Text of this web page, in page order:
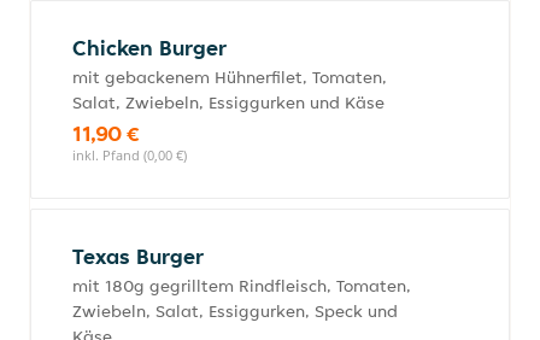
Chicken Burger
mit gebackenem Hühnerfilet, Tomaten,
Salat, Zwiebeln, Essiggurken und Käse
11,90 €
inkl. Pfand (0,00 €)
Texas Burger
mit 180g gegrilltem Rindfleisch, Tomaten,
Zwiebeln, Salat, Essiggurken, Speck und